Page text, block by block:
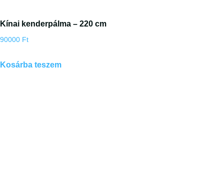
Kínai kenderpálma – 220 cm
90000 Ft
Kosárba teszem